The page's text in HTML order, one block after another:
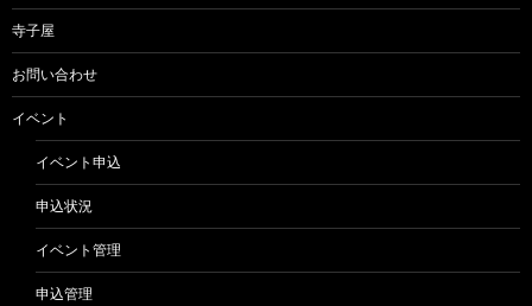
寺子屋
お問い合わせ
イベント
イベント申込
申込状況
イベント管理
申込管理